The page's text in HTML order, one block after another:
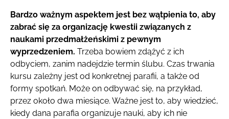
Bardzo ważnym aspektem jest bez wątpienia to, aby
zabrać się za organizację kwestii związanych z
naukami przedmałżeńskimi z pewnym
wyprzedzeniem. Trzeba bowiem zdążyć z ich
odbyciem, zanim nadejdzie termin ślubu. Czas trwania
kursu zależny jest od konkretnej parafii, a także od
formy spotkań. Może on odbywać się, na przykład,
przez około dwa miesiące. Ważne jest to, aby wiedzieć,
kiedy dana parafia organizuje nauki, aby ich nie